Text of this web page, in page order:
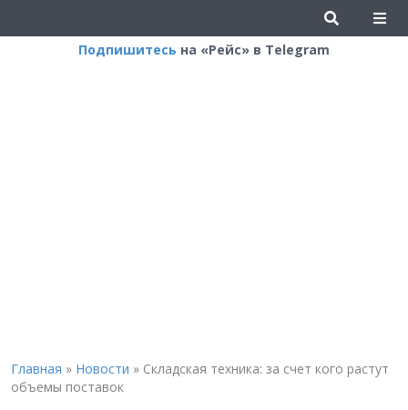
Подпишитесь на «Рейс» в Telegram
Главная » Новости » Складская техника: за счет кого растут
объемы поставок